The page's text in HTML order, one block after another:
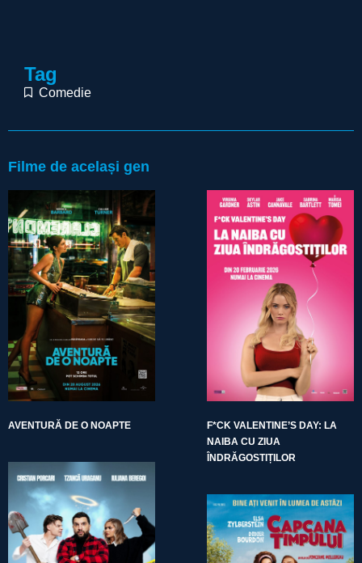
Tag
Comedie
Filme de același gen
AVENTURĂ DE O NOAPTE
F*CK VALENTINE’S DAY: LA
NAIBA CU ZIUA
ÎNDRĂGOSTIȚILOR